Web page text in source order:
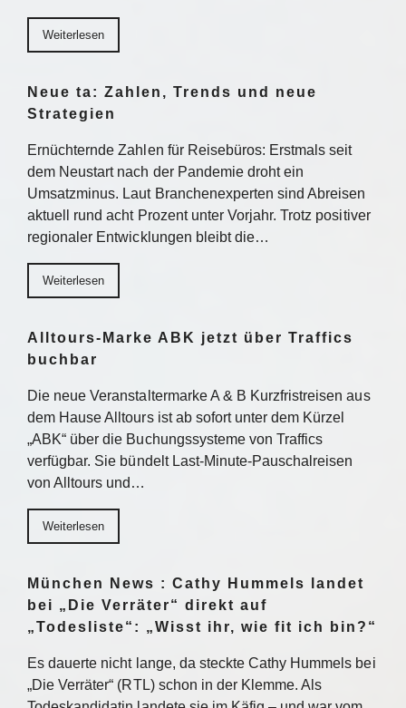
Weiterlesen
Neue ta: Zahlen, Trends und neue
Strategien
Ernüchternde Zahlen für Reisebüros: Erstmals seit
dem Neustart nach der Pandemie droht ein
Umsatzminus. Laut Branchenexperten sind Abreisen
aktuell rund acht Prozent unter Vorjahr. Trotz positiver
regionaler Entwicklungen bleibt die…
Weiterlesen
Alltours-Marke ABK jetzt über Traffics
buchbar
Die neue Veranstaltermarke A & B Kurzfristreisen aus
dem Hause Alltours ist ab sofort unter dem Kürzel
„ABK“ über die Buchungssysteme von Traffics
verfügbar. Sie bündelt Last-Minute-Pauschalreisen
von Alltours und…
Weiterlesen
München News : Cathy Hummels landet
bei „Die Verräter“ direkt auf
„Todesliste“: „Wisst ihr, wie fit ich bin?“
Es dauerte nicht lange, da steckte Cathy Hummels bei
„Die Verräter“ (RTL) schon in der Klemme. Als